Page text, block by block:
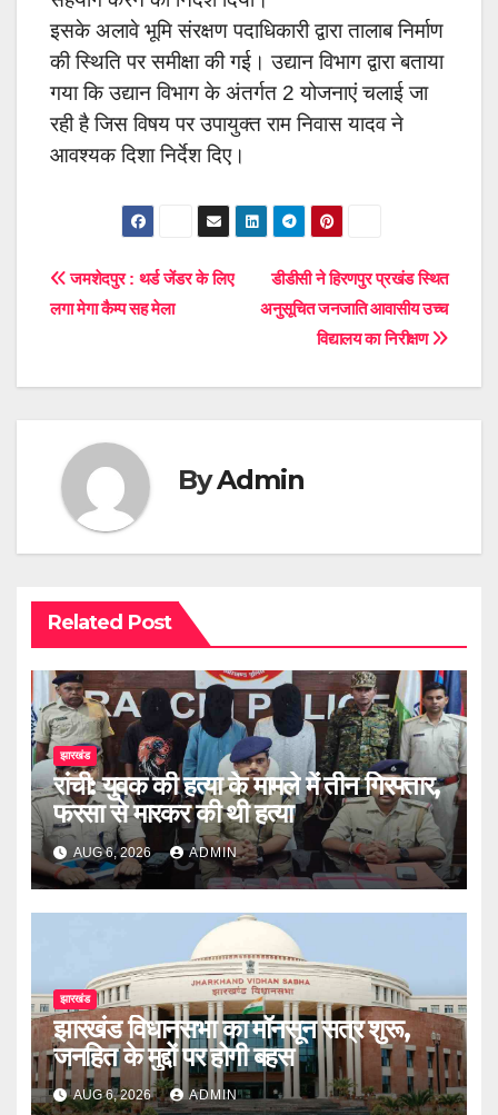
इसके अलावे भूमि संरक्षण पदाधिकारी द्वारा तालाब निर्माण
की स्थिति पर समीक्षा की गई। उद्यान विभाग द्वारा बताया
गया कि उद्यान विभाग के अंतर्गत 2 योजनाएं चलाई जा
रही है जिस विषय पर उपायुक्त राम निवास यादव ने
आवश्यक दिशा निर्देश दिए।
Post
navigation
डीडीसी ने हिरणपुर प्रखंड स्थित
अनुसूचित जनजाति आवासीय उच्च
विद्यालय का निरीक्षण
जमशेदपुर : थर्ड जेंडर के लिए
लगा मेगा कैम्प सह मेला
ByAdmin
Related Post
झारखंड
रांची: युवक की हत्या के मामले में तीन गिरफ्तार,
फरसा से मारकर की थी हत्या
AUG 6, 2026 ADMIN
झारखंड
झारखंड विधानसभा का मॉनसून सत्र शुरू,
जनहित के मुद्दों पर होगी बहस
AUG 6, 2026 ADMIN